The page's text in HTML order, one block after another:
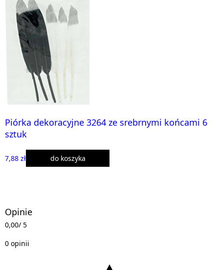
Piórka dekoracyjne 3264 ze srebrnymi końcami 6
sztuk
7,88 zł do koszyka
Opinie
0,00/ 5
0 opinii